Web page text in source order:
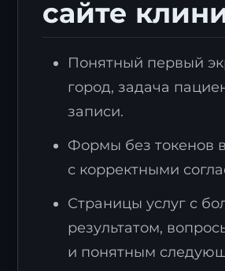
сайте
Понятный первый
город, задача
записи.
Формы без токенов
с корректными
Страницы услуг с
результатом,
и понятным